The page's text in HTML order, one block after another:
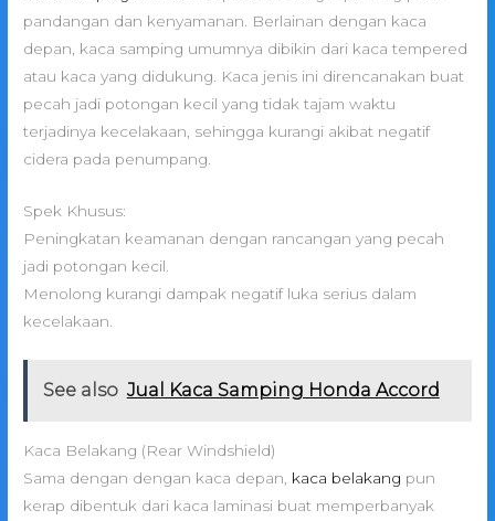
pandangan dan kenyamanan. Berlainan dengan kaca
depan, kaca samping umumnya dibikin dari kaca tempered
atau kaca yang didukung. Kaca jenis ini direncanakan buat
pecah jadi potongan kecil yang tidak tajam waktu
terjadinya kecelakaan, sehingga kurangi akibat negatif
cidera pada penumpang.
Spek Khusus:
Peningkatan keamanan dengan rancangan yang pecah
jadi potongan kecil.
Menolong kurangi dampak negatif luka serius dalam
kecelakaan.
See also Jual Kaca Samping Honda Accord
Kaca Belakang (Rear Windshield)
Sama dengan dengan kaca depan, kaca belakang pun
kerap dibentuk dari kaca laminasi buat memperbanyak